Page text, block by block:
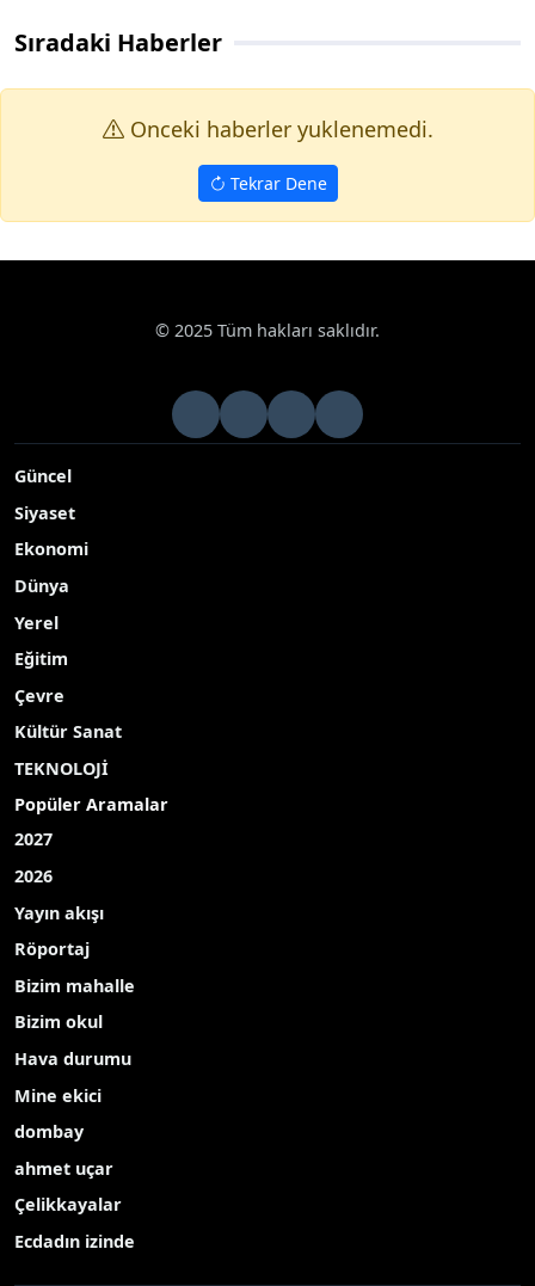
Sıradaki Haberler
Onceki haberler yuklenemedi.
Tekrar Dene
© 2025 Tüm hakları saklıdır.
Güncel
Siyaset
Ekonomi
Dünya
Yerel
Eğitim
Çevre
Kültür Sanat
TEKNOLOJİ
Popüler Aramalar
2027
2026
Yayın akışı
Röportaj
Bizim mahalle
Bizim okul
Hava durumu
Mine ekici
dombay
ahmet uçar
Çelikkayalar
Ecdadın izinde